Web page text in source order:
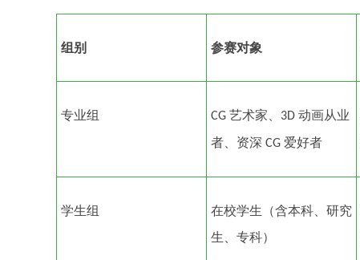
组别 参赛对象
专业组 CG 艺术家、 3D动画从业
者、资深CG爱好者
学生组
在校学生（含本科、研究
生、专科）